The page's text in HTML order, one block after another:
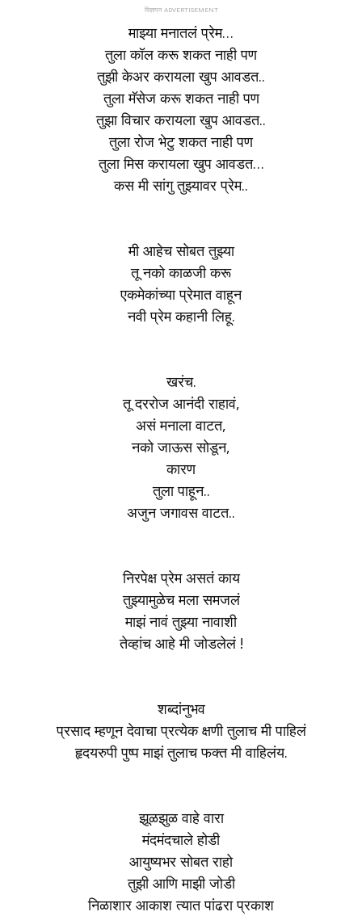
विज्ञापन ADVERTISEMENT
माझ्या मनातलं प्रेम…
तुला कॉल करू शकत नाही पण
तुझी केअर करायला खुप आवडत..
तुला मॅसेज करू शकत नाही पण
तुझा विचार करायला खुप आवडत..
तुला रोज भेटु शकत नाही पण
तुला मिस करायला खुप आवडत…
कस मी सांगु तुझ्यावर प्रेम..
मी आहेच सोबत तुझ्या
तू नको काळजी करू
एकमेकांच्या प्रेमात वाहून
नवी प्रेम कहानी लिहू.
खरंच.
तू दररोज आनंदी राहावं,
असं मनाला वाटत,
नको जाऊस सोडून,
कारण
तुला पाहून..
अजुन जगावस वाटत..
निरपेक्ष प्रेम असतं काय
तुझ्यामुळेच मला समजलं
माझं नावं तुझ्या नावाशी
तेव्हांच आहे मी जोडलेलं !
शब्दांनुभव
प्रसाद म्हणून देवाचा प्रत्येक क्षणी तुलाच मी पाहिलं
हृदयरुपी पुष्प माझं तुलाच फक्त मी वाहिलंय.
झूळझुळ वाहे वारा
मंदमंदचाले होडी
आयुष्यभर सोबत राहो
तुझी आणि माझी जोडी
निळाशार आकाश त्यात पांढरा प्रकाश